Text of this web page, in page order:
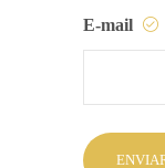
E-mail